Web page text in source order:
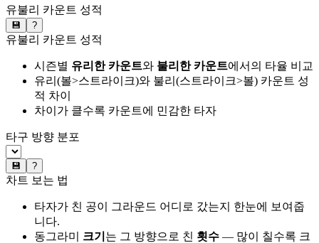
유불리 카운트 성적
💾 ?
유불리 카운트 성적
시즌별 유리한 카운트와 불리한 카운트에서의 타율 비교
유리(볼>스트라이크)와 불리(스트라이크>볼) 카운트 성
적 차이
차이가 클수록 카운트에 민감한 타자
타구 방향 분포
💾 ?
차트 보는 법
타자가 친 공이 그라운드 어디로 갔는지 한눈에 보여줍
니다.
동그라미 크기 는 그 방향으로 친 횟수 — 많이 칠수록 크